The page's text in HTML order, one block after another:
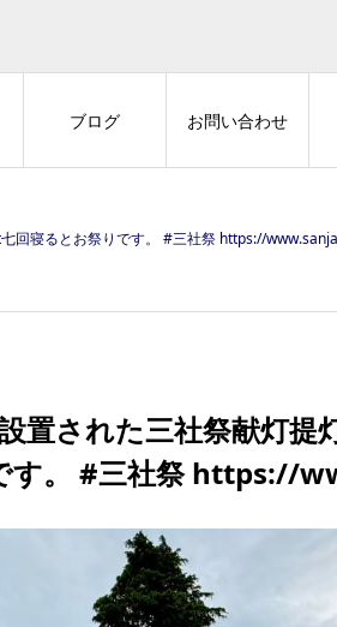
ブログ お問い合わせ
回寝るとお祭りです。 #三社祭 https://
置された三社祭献灯提
す。 #三社祭 https://